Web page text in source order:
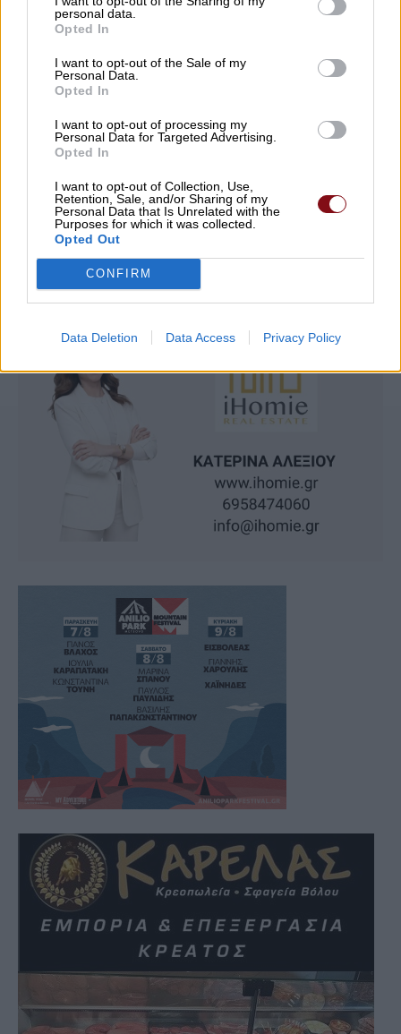
personal data.
Opted In
I want to opt-out of the Sale of my
Personal Data.
Opted In
I want to opt-out of processing my
Personal Data for Targeted Advertising.
Opted In
I want to opt-out of Collection, Use,
Retention, Sale, and/or Sharing of my
Personal Data that Is Unrelated with the
Purposes for which it was collected.
Opted Out
CONFIRM
Data Deletion Data Access Privacy Policy
09/08/2026 , 8:22
Μ. Χαρακόπουλος: Ο ΕΛΓΑ αδυνατεί να
εντάξει σε ΚΟΕ τα βιολογικά μήλα